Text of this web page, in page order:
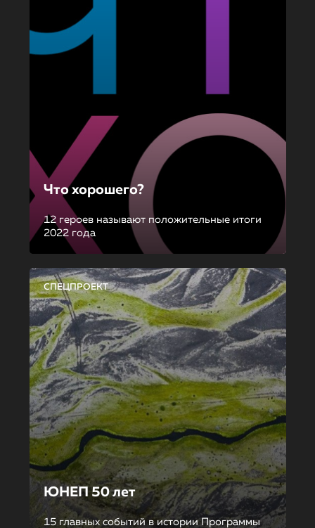
Что хорошего?
12 героев называют положительные итоги
2022 года
СПЕЦПРОЕКТ
ЮНЕП 50 лет
15 главных событий в истории Программы